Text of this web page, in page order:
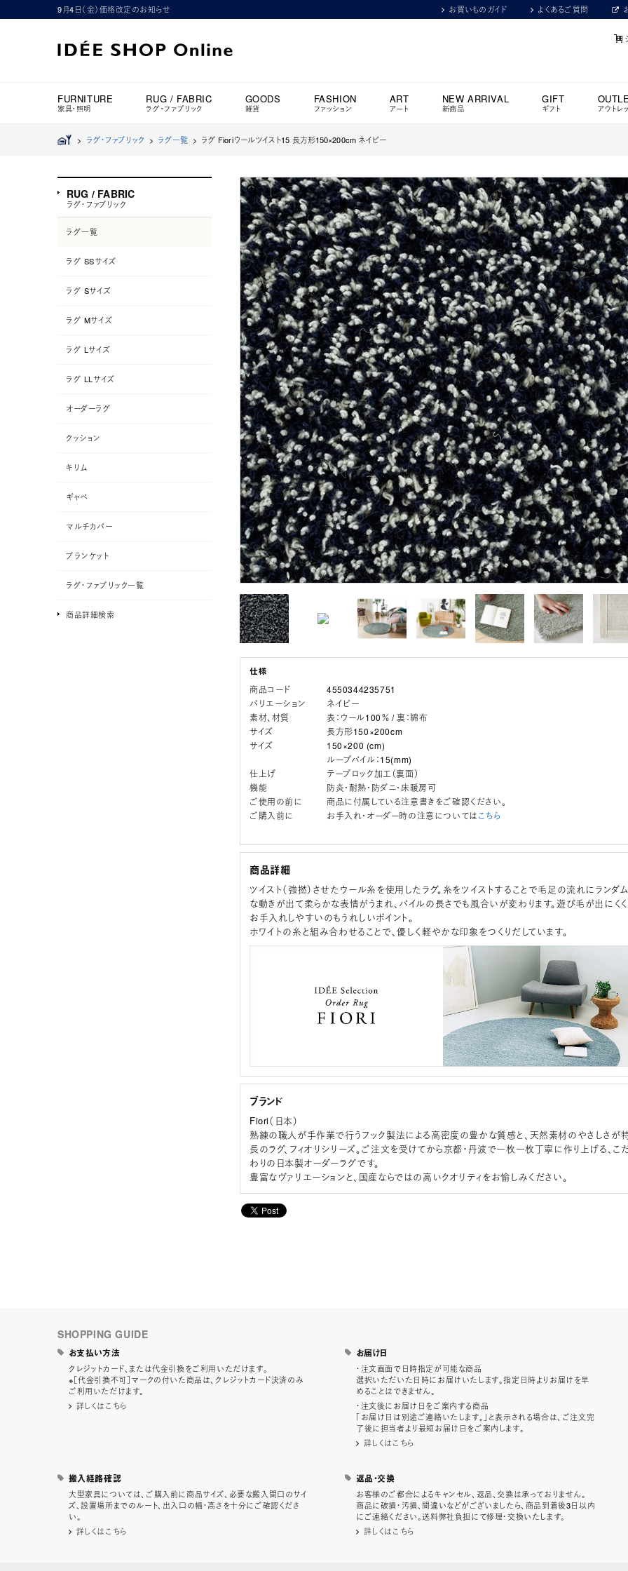
9月4日（金）価格改定のお知らせ お買いものガイド よくあるご質問
FURNITURE
家具・照明
RUG / FABRIC
ラグ・ファブリック
GOODS
雑貨
FASHION
ファッション
ART
アート
NEW ARRIVAL
新商品
GIFT
ギフト アウトレ
> ラグ・ファブリック > ラグ一覧 > ラグ Fioriウールツイスト15 長方形150×200cm ネイビー
商品コード
4550344235751
バリエーション
ネイビー
素材、材質
表：ウール100％ / 裏：綿布
サイズ
長方形150×200cm
サイズ
150×200 (cm)
ループパイル：15(mm)
仕上げ
テープロック加工（裏面）
機能
防炎・耐熱・防ダニ・床暖房可
ご使用の前に
商品に付属している注意書きをご確認ください。
ご購入前に
お手入れ・オーダー時の注意についてはこちら
商品詳細
ツイスト（強撚）させたウール糸を使用したラグ。糸をツイストすることで毛足の流れにランダム
な動きが出て柔らかな表情がうまれ、パイルの長さでも風合いが変わります。遊び毛が出にくく
お手入れしやすいのもうれしいポイント。
ホワイトの糸と組み合わせることで、優しく軽やかな印象をつくりだしています。
ブランド
Fiori（日本）
熟練の職人が手作業で行うフック製法による高密度の豊かな質感と、天然素材のやさしさが
長のラグ、フィオリシリーズ。ご注文を受けてから京都・丹波で一枚一枚丁寧に作り上げる、こ
わりの日本製オーダーラグです。
豊富なヴァリエーションと、国産ならではの高いクオリティをお愉しみください。
RUG / FABRIC
ラグ・ファブリック
ラグ一覧
ラグ SSサイズ
ラグ Sサイズ
ラグ Mサイズ
ラグ Lサイズ
ラグ LLサイズ
オーダーラグ
クッション
キリム
ギャベ
マルチカバー
ブランケット
ラグ・ファブリック一覧
商品詳細検索
SHOPPING GUIDE
お支払い方法
クレジットカード、または代金引換をご利用いただけます。
※［代金引換不可］マークの付いた商品は、クレジットカード決済のみ
ご利用いただけます。
詳しくはこちら
お届け日
・注文画面で日時指定が可能な商品
選択いただいた日時にお届けいたします。指定日時よりお届けを早
めることはできません。
・注文後にお届け日をご案内する商品
「お届け日は別途ご連絡いたします。」と表示される場合は、ご注文完
了後に担当者より最短お届け日をご案内します。
詳しくはこちら
搬入経路確認
大型家具については、ご購入前に商品サイズ、必要な搬入間口のサイ
ズ、設置場所までのルート、出入口の幅・高さを十分にご確認くださ
い。
詳しくはこちら
返品・交換
お客様のご都合によるキャンセル、返品、交換は承っておりません。
商品に破損・汚損、間違いなどがございましたら、商品到着後3日以内
にご連絡ください。送料弊社負担にて修理・交換いたします。
詳しくはこちら